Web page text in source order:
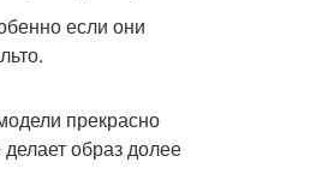
если они
прекрасно
образ долее